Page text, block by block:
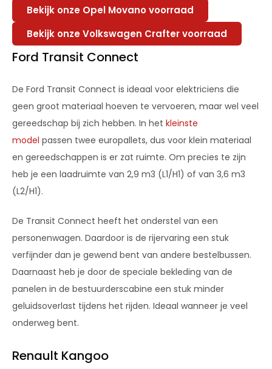
Bekijk onze Opel Movano voorraad
Bekijk onze Volkswagen Crafter voorraad
Ford Transit Connect
De Ford Transit Connect is ideaal voor elektriciens die
geen groot materiaal hoeven te vervoeren, maar wel veel
gereedschap bij zich hebben. In het kleinste
model passen twee europallets, dus voor klein materiaal
en gereedschappen is er zat ruimte. Om precies te zijn
heb je een laadruimte van 2,9 m3 (L1/H1) of van 3,6 m3
(L2/H1).
De Transit Connect heeft het onderstel van een
personenwagen. Daardoor is de rijervaring een stuk
verfijnder dan je gewend bent van andere bestelbussen.
Daarnaast heb je door de speciale bekleding van de
panelen in de bestuurderscabine een stuk minder
geluidsoverlast tijdens het rijden. Ideaal wanneer je veel
onderweg bent.
Renault Kangoo